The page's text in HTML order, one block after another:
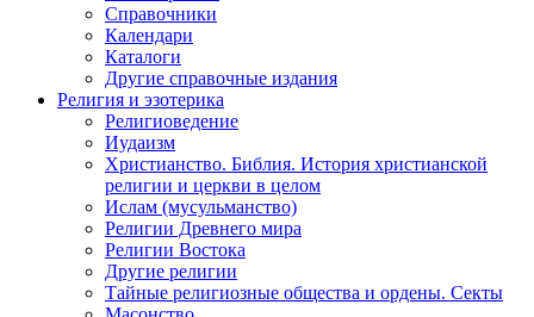
Справочники
Календари
Каталоги
Другие справочные издания
Религия и эзотерика
Религиоведение
Иудаизм
Христианство. Библия. История христианской
религии и церкви в целом
Ислам (мусульманство)
Религии Древнего мира
Религии Востока
Другие религии
Тайные религиозные общества и ордены. Секты